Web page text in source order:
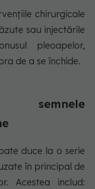
chirurgicale
sau injectările
pleoapelor,
de a se închide.
semnele
duce la o serie
în principal de
Acestea includ: